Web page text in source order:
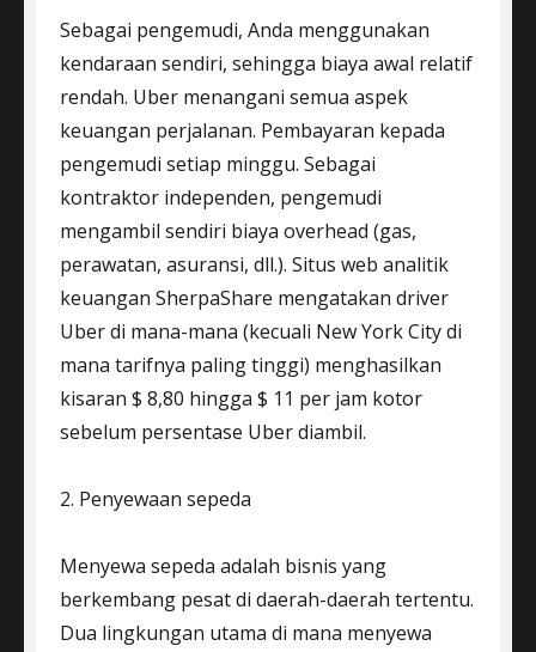
Sebagai pengemudi, Anda menggunakan
kendaraan sendiri, sehingga biaya awal relatif
rendah. Uber menangani semua aspek
keuangan perjalanan. Pembayaran kepada
pengemudi setiap minggu. Sebagai
kontraktor independen, pengemudi
mengambil sendiri biaya overhead (gas,
perawatan, asuransi, dll.). Situs web analitik
keuangan SherpaShare mengatakan driver
Uber di mana-mana (kecuali New York City di
mana tarifnya paling tinggi) menghasilkan
kisaran $ 8,80 hingga $ 11 per jam kotor
sebelum persentase Uber diambil.
2. Penyewaan sepeda
Menyewa sepeda adalah bisnis yang
berkembang pesat di daerah-daerah tertentu.
Dua lingkungan utama di mana menyewa